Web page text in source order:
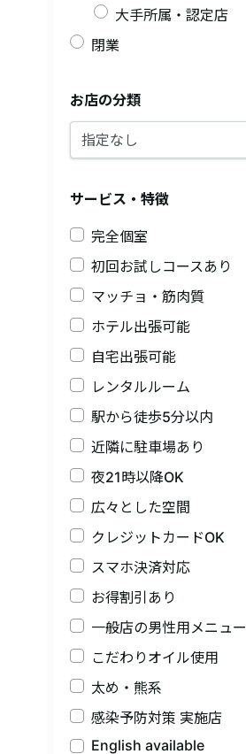
大手所属・認定店
閉業
お店の分類
サービス・特徴
完全個室
初回お試しコースあり
マッチョ・筋肉質
ホテル出張可能
自宅出張可能
レンタルルーム
駅から徒歩5分以内
近隣に駐車場あり
夜21時以降OK
広々とした空間
クレジットカードOK
スマホ決済対応
お得割引あり
一般店の男性用メニュー
こだわりオイル使用
太め・熊系
感染予防対策 実施店
English available